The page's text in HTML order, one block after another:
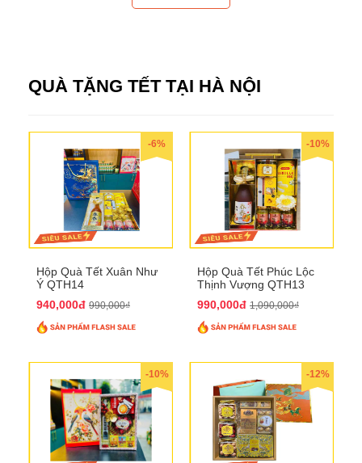
QUÀ TẶNG TẾT TẠI HÀ NỘI
-6%
Hộp Quà Tết Xuân Như
Ý QTH14
940,000đ 990,000₫
-10%
Hộp Quà Tết Phúc Lộc
Thịnh Vượng QTH13
990,000đ 1,090,000₫
-10% -12%